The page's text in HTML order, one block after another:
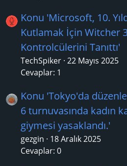
Konu 'Microsoft, 10.
Kutlamak İçin Witcher
Kontrolcülerini Tanıttı'
TechSpiker 22 Mayıs 2025
Cevaplar: 1
Konu 'Tokyo'da
6 turnuvasında kadın
giymesi yasaklandı.'
gezgin
18 Aralık 2025
Cevaplar: 0